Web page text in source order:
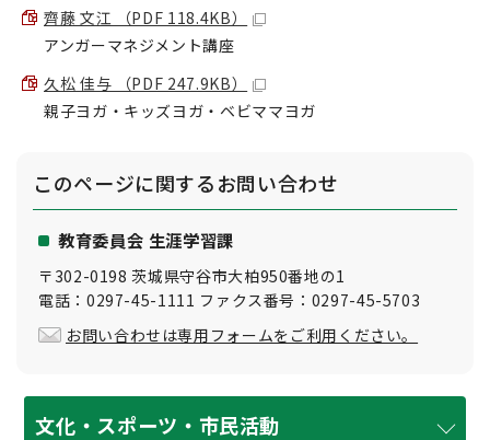
齊藤 文江 （PDF 118.4KB）
アンガーマネジメント講座
久松 佳与 （PDF 247.9KB）
親子ヨガ・キッズヨガ・ベビママヨガ
このページに関するお問い合わせ
教育委員会 生涯学習課
〒302-0198 茨城県守谷市大柏950番地の1
電話：0297-45-1111 ファクス番号：0297-45-5703
お問い合わせは専用フォームをご利用ください。
文化・スポーツ・市民活動